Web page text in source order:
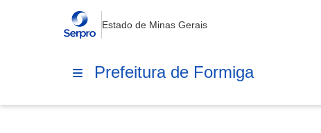
Estado de Minas Gerais
Prefeitura de Formiga